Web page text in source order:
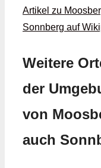
Artikel zu
Sonnberg auf
Weitere
der
von
auch